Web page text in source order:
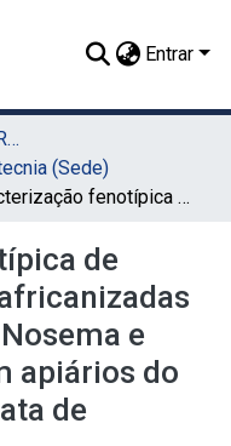
Entrar
01. Universidade Federal Rural de Pernambuco - UFRPE (Sede)
(Sede)
Caracterização fenotípica de colônias de abelhas africanizadas resistentes ou não a Nosema e Varroa destructor em apiários do Agreste e Zona da Mata de Pernambuco
de
e
apiários do
de